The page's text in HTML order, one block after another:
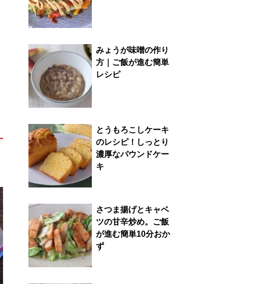
みょうが味噌の作り
方｜ご飯が進む簡単
レシピ
とうもろこしケーキ
のレシピ！しっとり
濃厚なパウンドケー
キ
さつま揚げとキャベ
ツの甘辛炒め。ご飯
が進む簡単10分おか
ず